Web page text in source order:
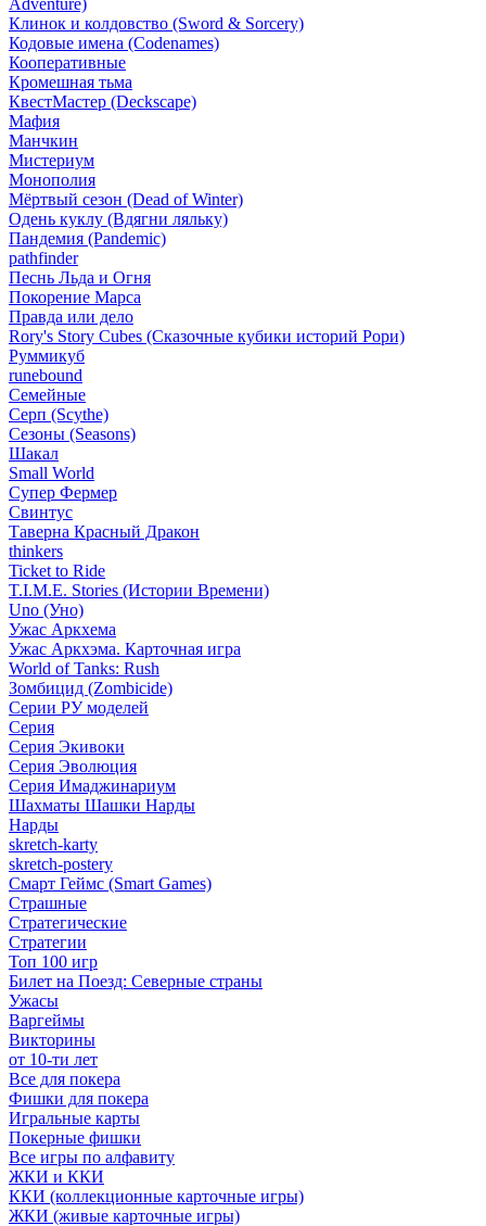
Adventure)
Клинок и колдовство (Sword & Sorcery)
Кодовые имена (Codenames)
Кооперативные
Кромешная тьма
КвестМастер (Deckscape)
Мафия
Манчкин
Мистериум
Монополия
Мёртвый сезон (Dead of Winter)
Одень куклу (Вдягни ляльку)
Пандемия (Pandemic)
pathfinder
Песнь Льда и Огня
Покорение Марса
Правда или дело
Rory's Story Cubes (Сказочные кубики историй Рори)
Руммикуб
runebound
Семейные
Серп (Scythe)
Сезоны (Seasons)
Шакал
Small World
Супер Фермер
Свинтус
Таверна Красный Дракон
thinkers
Ticket to Ride
T.I.M.E. Stories (Истории Времени)
Uno (Уно)
Ужас Аркхема
Ужас Аркхэма. Карточная игра
World of Tanks: Rush
Зомбицид (Zombicide)
Серии РУ моделей
Серия
Серия Экивоки
Серия Эволюция
Серия Имаджинариум
Шахматы Шашки Нарды
Нарды
skretch-karty
skretch-postery
Смарт Геймс (Smart Games)
Страшные
Стратегические
Стратегии
Топ 100 игр
Билет на Поезд: Северные страны
Ужасы
Варгеймы
Викторины
от 10-ти лет
Все для покера
Фишки для покера
Игральные карты
Покерные фишки
Все игры по алфавиту
ЖКИ и ККИ
ККИ (коллекционные карточные игры)
ЖКИ (живые карточные игры)